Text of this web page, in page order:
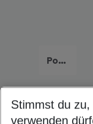
Portugal Urlaub
Quicklinks
Stimmst du
verwenden